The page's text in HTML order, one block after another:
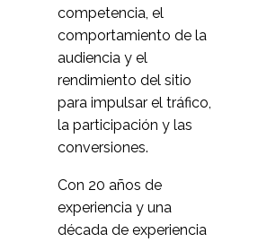
1
de usabilidad
en Rusia
2
Cookies
para una
y experiencia del
4
de 2014
competencia, el
comportamiento de la
audiencia y el
rendimiento del sitio
para impulsar el tráfico,
la participación y las
conversiones.
Con 20 años de
experiencia y una
década de experiencia